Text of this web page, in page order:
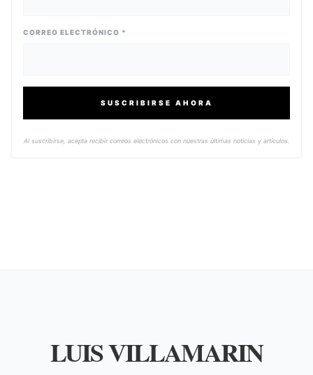
CORREO ELECTRÓNICO *
SUSCRIBIRSE AHORA
Al suscribirse, acepta recibir correos electrónicos con nuestras últimas noticias y artículos.
LUIS VILLAMARIN